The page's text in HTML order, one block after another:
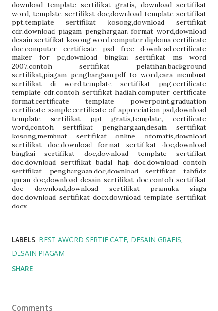
download template sertifikat gratis, download sertifikat
word,template sertifikat doc,download template sertifikat
ppt,template sertifikat kosong,download sertifikat
cdr,download piagam penghargaan format word,download
desain sertifikat kosong word,computer diploma certificate
doc,computer certificate psd free download,certificate
maker for pc,download bingkai sertifikat ms word
2007,contoh sertifikat pelatihan,background
sertifikat,piagam penghargaan,pdf to word,cara membuat
sertifikat di word,template sertifikat png,certificate
template cdr,contoh sertifikat hadiah,computer certificate
format,certificate template powerpoint,graduation
certificate sample,certificate of appreciation psd,download
template sertifikat ppt gratis,template, certificate
word,contoh sertifikat penghargaan,desain sertifikat
kosong,membuat sertifikat online otomatis,download
sertifikat doc,download format sertifikat doc,download
bingkai sertifikat doc,download template sertifikat
doc,download sertifikat badal haji doc,download contoh
sertifikat penghargaan.doc,download sertifikat tahfidz
quran doc,download desain sertifikat doc,contoh sertifikat
doc download,download sertifikat pramuka siaga
doc,download sertifikat docx,download template sertifikat
docx
LABELS: BEST AWORD SERTIFICATE DESAIN GRAFIS
DESAIN PIAGAM
SHARE
Comments